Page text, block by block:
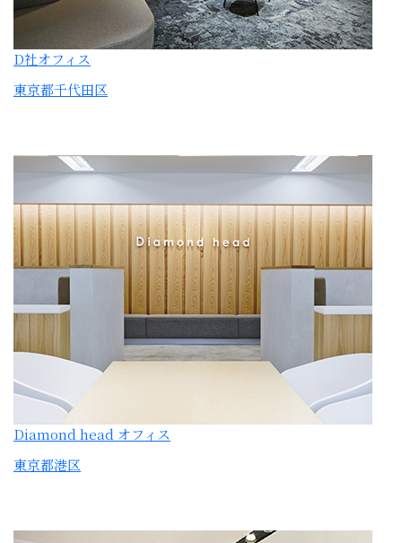
Diamond head オフィス
東京都港区